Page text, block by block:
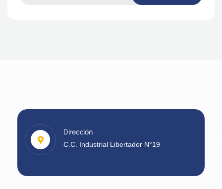
Dirección
C.C. Industrial Libertador N°19